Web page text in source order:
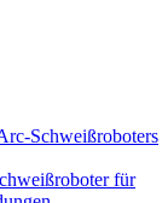
Schweißroboters
für